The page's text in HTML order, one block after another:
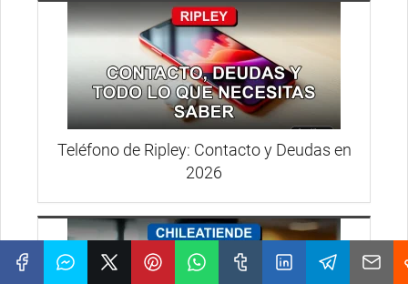
Teléfono de Ripley: Contacto y Deudas en
2026